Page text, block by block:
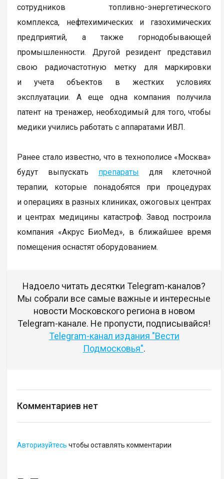
сотрудников топливно-энергетического
комплекса, нефтехимических и газохимических
предприятий, а также горнодобывающей
промышленности. Другой резидент представил
свою радиочастотную метку для маркировки
и учета объектов в жестких условиях
эксплуатации. А еще одна компания получила
патент на тренажер, необходимый для того, чтобы
медики учились работать с аппаратами ИВЛ.
Ранее стало известно, что в технополисе «Москва»
будут выпускать препараты для клеточной
терапии, которые понадобятся при процедурах
и операциях в разных клиниках, ожоговых центрах
и центрах медицины катастроф. Завод построила
компания «Акрус БиоМед», в ближайшее время
помещения оснастят оборудованием.
Надоело читать десятки Telegram-каналов?
Мы собрали все самые важные и интересные
новости Московского региона в новом
Telegram-канале. Не пропусти, подписывайся!
Telegram-канал издания "Вести
Подмосковья".
Комментариев нет
Авторизуйтесь чтобы оставлять комментарии